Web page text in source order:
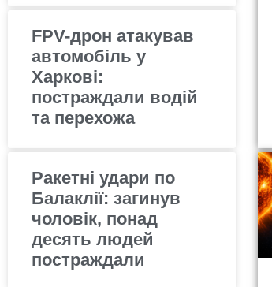
FPV-дрон атакував
автомобіль у
Харкові:
постраждали водій
та перехожа
Ракетні удари по
Балаклії: загинув
чоловік, понад
десять людей
постраждали